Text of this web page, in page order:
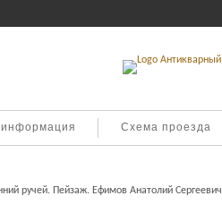
Схема проезда
ручей. Пейзаж. Ефимов Анатолий Сергеевич